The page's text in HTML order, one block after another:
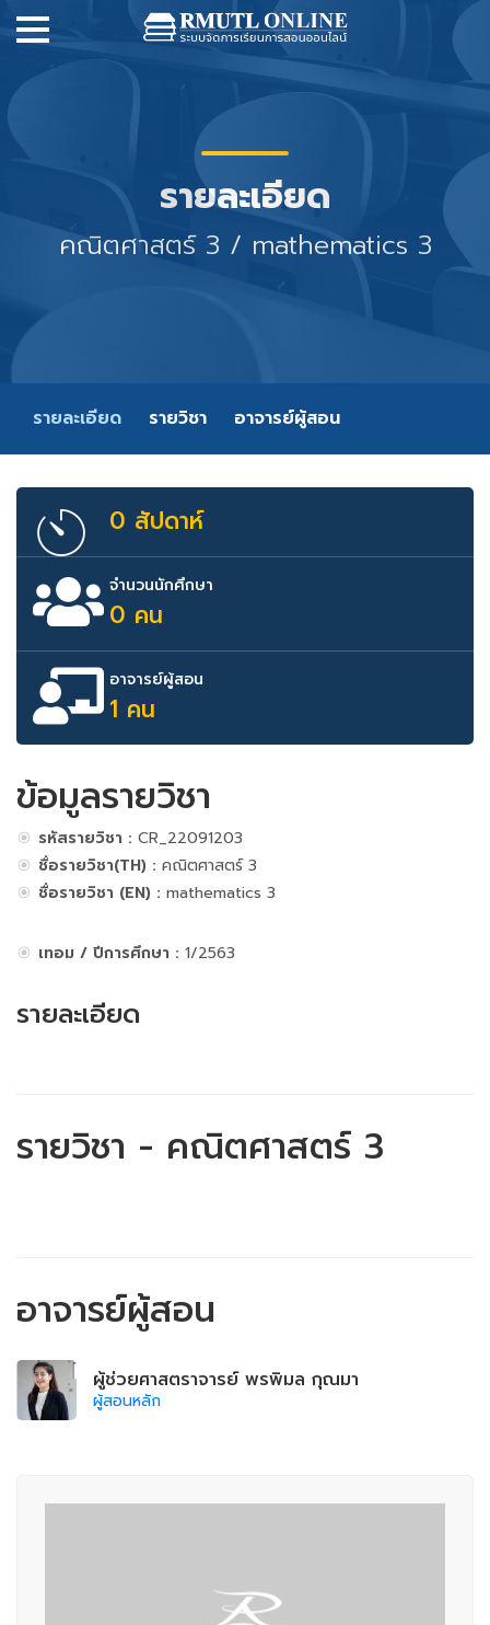
รายละเอียด
คณิตศาสตร์ 3 / mathematics 3
รายละเอียด รายวิชา อาจารย์ผู้สอน
0 สัปดาห์
จำนวนนักศึกษา
0 คน
อาจารย์ผู้สอน
1 คน
ข้อมูลรายวิชา
รหัสรายวิชา : CR_22091203
ชื่อรายวิชา(TH) : คณิตศาสตร์ 3
ชื่อรายวิชา (EN) : mathematics 3
เทอม / ปีการศึกษา : 1/2563
รายละเอียด
รายวิชา - คณิตศาสตร์ 3
อาจารย์ผู้สอน
ผู้ช่วยศาสตราจารย์ พรพิมล กุณมา
ผู้สอนหลัก